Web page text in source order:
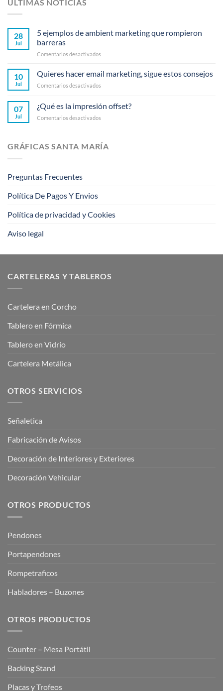
ÚLTIMAS NOTICIAS
28
Jul
5 ejemplos de ambient marketing que rompieron
barreras
Comentarios desactivados
ejemplos
ambient
que
barreras
10
Jul
Quieres hacer email marketing, sigue estos consejos
Comentarios desactivados
email
marketing,
consejos
07
Jul
¿Qué es la impresión offset?
Comentarios desactivados
la
impresión
GRÁFICAS SANTA MARÍA
Preguntas Frecuentes
Política De Pagos Y Envios
Política de privacidad y Cookies
Aviso legal
CARTELERAS Y TABLEROS
Cartelera en Corcho
Tablero en Fórmica
Tablero en Vidrio
Cartelera Metálica
OTROS SERVICIOS
Señaletica
Fabricación de Avisos
Decoración de Interiores y Exteriores
Decoración Vehicular
OTROS PRODUCTOS
Pendones
Portapendones
Rompetraficos
Habladores – Buzones
OTROS PRODUCTOS
Counter – Mesa Portátil
Backing Stand
Placas y Trofeos